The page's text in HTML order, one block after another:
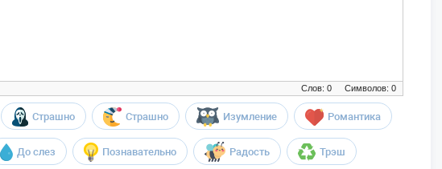
Символов: 0
Слов: 0
Страшно Страшно Изумление Романтика
До слез Познавательно Радость Трэш